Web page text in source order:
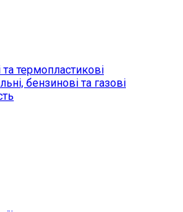
та термопластикові
бензинові та газові